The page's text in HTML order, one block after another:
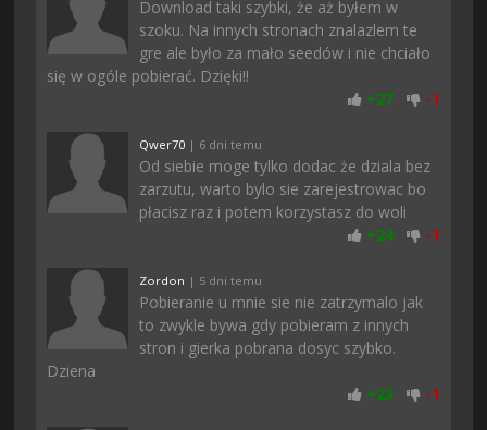
Download taki szybki, że aż byłem w
szoku. Na innych stronach znalazlem te
gre ale było za mało seedów i nie chciało
się w ogóle pobierać. Dzięki!!
+27 -1
Qwer70 | 6 dni temu
Od siebie moge tylko dodac że dziala bez
zarzutu, warto bylo sie zarejestrowac bo
płacisz raz i potem korzystasz do woli
+24 -1
Zordon | 5 dni temu
Pobieranie u mnie sie nie zatrzymalo jak
to zwykle bywa gdy pobieram z innych
stron i gierka pobrana dosyc szybko.
Dziena
+23 -1